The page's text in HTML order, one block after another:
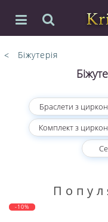
Біжутерія
Браслети з
Комплект з
-10%